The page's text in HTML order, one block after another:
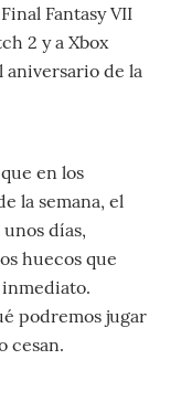
Fantasy VII
2 y a Xbox
aniversario de la
en los
la semana, el
días,
huecos que
podremos jugar
cesan.